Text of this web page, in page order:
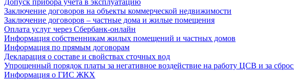
Допуск прибора учета в эксплуатацию
Заключение договоров на объекты коммерческой недвижимости
Заключение договоров – частные дома и жилые помещения
Оплата услуг через Сбербанк-онлайн
Информация собственникам жилых помещений и частных домов
Информация по прямым договорам
Декларация о составе и свойствах сточных вод
Упрощенный порядок платы за негативное воздействие на работу ЦСВ и за
Информация о ГИС ЖКХ